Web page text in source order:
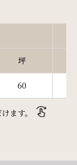
坪
60
ます。